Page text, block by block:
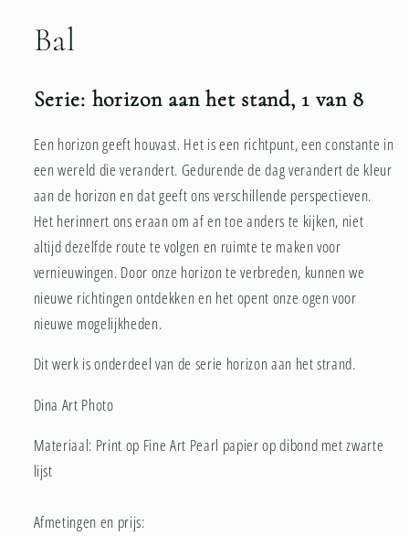
in
modaal
Bal
Serie: horizon aan het stand, 1 van 8
Een horizon geeft houvast. Het is een richtpunt, een constante in
een wereld die verandert. Gedurende de dag verandert de kleur
aan de horizon en dat geeft ons verschillende perspectieven.
Het herinnert ons eraan om af en toe anders te kijken, niet
altijd dezelfde route te volgen en ruimte te maken voor
vernieuwingen. Door onze horizon te verbreden, kunnen we
nieuwe richtingen ontdekken en het opent onze ogen voor
nieuwe mogelijkheden.
Dit werk is onderdeel van de serie horizon aan het strand.
Dina Art Photo
Materiaal: Print op Fine Art Pearl papier op dibond met zwarte
lijst
Afmetingen en prijs: